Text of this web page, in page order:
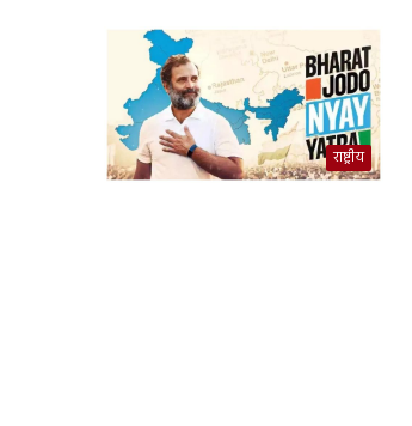
राष्ट्रीय